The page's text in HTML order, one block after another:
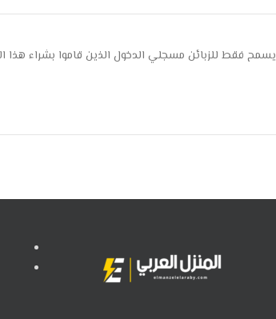
يسمح فقط للزبائن مسجلي الدخول الذين قاموا بشراء هذا